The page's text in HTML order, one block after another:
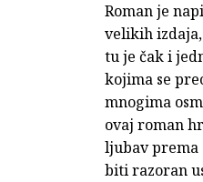
Roman je
velikih
tu je čak i
kojima se
mnogima
ovaj roman
ljubav prema
biti razoran